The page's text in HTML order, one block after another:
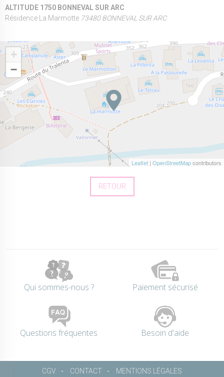
ALTITUDE 1750 BONNEVAL SUR ARC
Résidence La Marmotte 73480 BONNEVAL SUR ARC
+
−
Leaflet | OpenStreetMapcontributors
RETOUR
Qui sommes-nous ? Paiement sécurisé
Questions fréquentes Besoin d'aide
CGV CONTACT MENTIONS LÉGALES